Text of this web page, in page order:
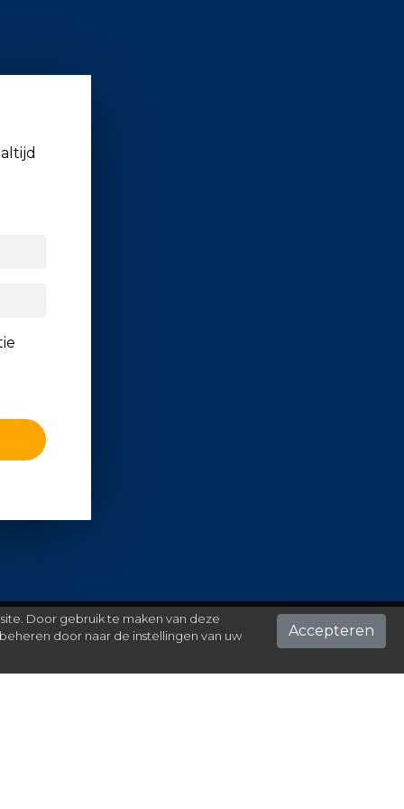
Door gebruik te maken van deze
door naar de instellingen van uw
Accepteren